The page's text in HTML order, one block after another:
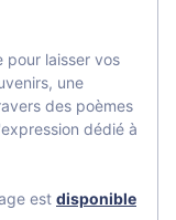
pour laisser vos
une
des poèmes
dédié à
est disponible